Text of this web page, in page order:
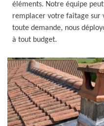
éléments. Notre équipe
remplacer votre faîtage sur
toute demande, nous
à tout budget.